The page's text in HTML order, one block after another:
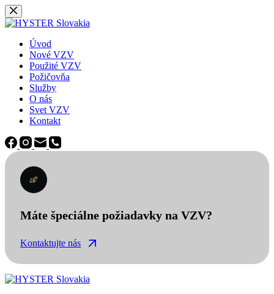
Späť
na
Úvod
Nové VZV
Použité VZV
Požičovňa
Služby
O nás
Svet VZV
Kontakt
Máte špeciálne požiadavky na VZV?
Kontaktujte nás